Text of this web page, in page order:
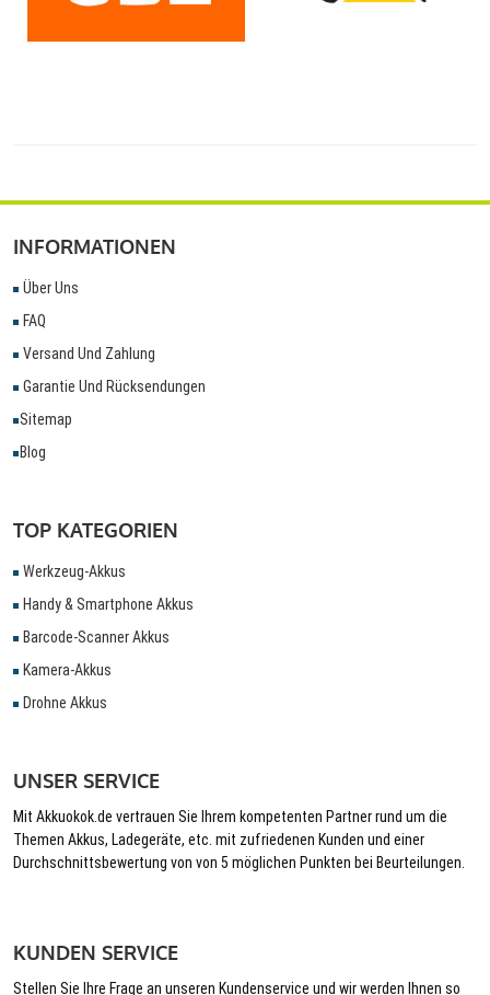
INFORMATIONEN
Über Uns
FAQ
Versand Und Zahlung
Garantie Und Rücksendungen
Sitemap
Blog
TOP KATEGORIEN
Werkzeug-Akkus
Handy & Smartphone Akkus
Barcode-Scanner Akkus
Kamera-Akkus
Drohne Akkus
UNSER SERVICE
Mit Akkuokok.de vertrauen Sie Ihrem kompetenten Partner rund um die
Themen Akkus, Ladegeräte, etc. mit zufriedenen Kunden und einer
Durchschnittsbewertung von von 5 möglichen Punkten bei Beurteilungen.
KUNDEN SERVICE
Stellen Sie Ihre Frage an unseren Kundenservice und wir werden Ihnen so